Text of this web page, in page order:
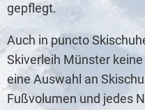
gepflegt.
Auch in puncto
Skiverleih Münster
eine Auswahl an
Fußvolumen und jedes